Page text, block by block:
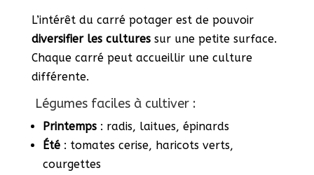
L’intérêt du carré potager est de pouvoir
diversifier les culturessur une petite surface.
Chaque carré peut accueillir une culture
différente.
Légumes faciles à cultiver :
Printemps: radis, laitues, épinards
Été: tomates cerise, haricots verts,
courgettes